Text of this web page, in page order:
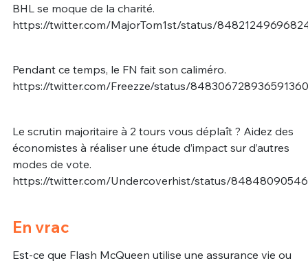
BHL se moque de la charité.
https://twitter.com/MajorTom1st/status/
Pendant ce temps, le FN fait son caliméro.
https://twitter.com/Freezze/status/848306728936591360
Le scrutin majoritaire à 2 tours vous déplaît ? Aidez des
économistes à réaliser une étude d’impact sur d’autres
modes de vote.
https://twitter.com/Undercoverhist/status/
En vrac
Est-ce que Flash McQueen utilise une assurance vie ou